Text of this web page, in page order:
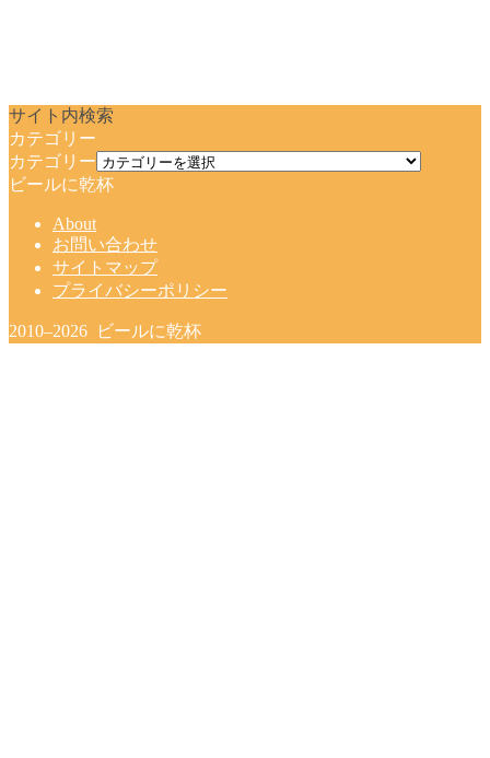
サイト内検索
カテゴリー
カテゴリー
ビールに乾杯
About
お問い合わせ
サイトマップ
プライバシーポリシー
2010–2026 ビールに乾杯